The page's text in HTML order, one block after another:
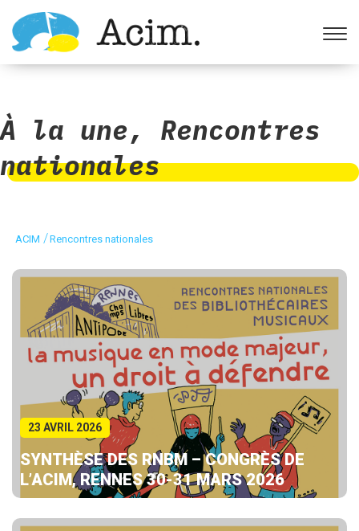
Ouvrir la barre d’outils
À la une, Rencontres
nationales
ACIM /Rencontres nationales
23 AVRIL 2026
SYNTHÈSE DES RNBM – CONGRÈS DE
L’ACIM, RENNES 30-31 MARS 2026